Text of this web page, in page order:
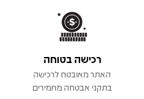
רכישה בטוחה
האתר מאובטח לרכישה
בתקני אבטחה מחמירים